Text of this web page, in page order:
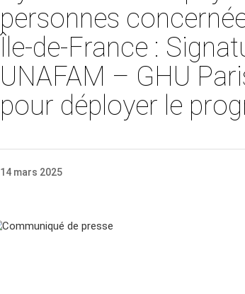
personnes
Île-de-France :
UNAFAM – GHU
pour déployer le
14 mars 2025